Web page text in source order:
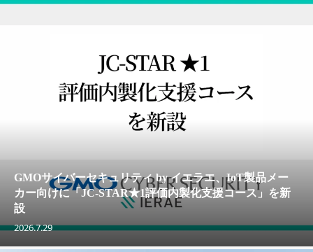
GMOサイバーセキュリティ by イエラエ、IoT製品メー
カー向けに「JC-STAR★1評価内製化支援コース」を新
設
2026.7.29